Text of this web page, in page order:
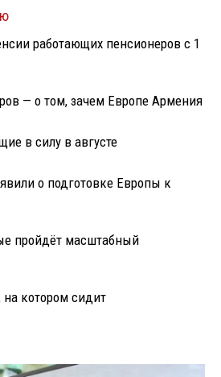
работающих пенсионеров с 1
— о том, зачем Европе Армения
в силу в августе
о подготовке Европы к
пройдёт масштабный
на котором сидит